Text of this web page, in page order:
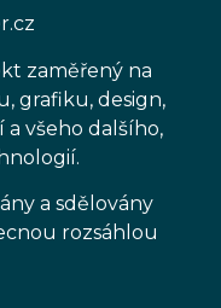
zaměřený na
grafiku, design,
všeho dalšího,
a sdělovány
rozsáhlou